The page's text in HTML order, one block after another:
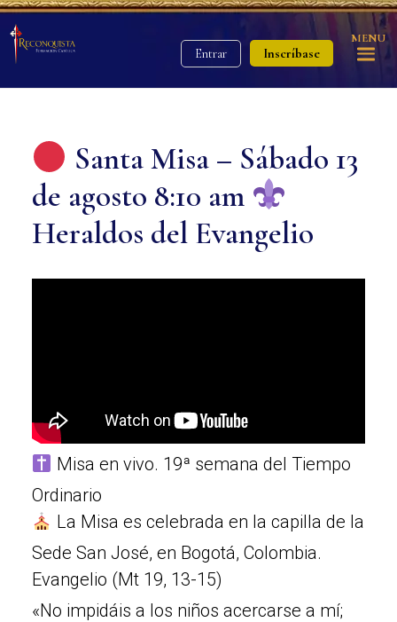
Entrar Inscríbase
MENU
Santa Misa – Sábado 13
de agosto 8:10 am
Heraldos del Evangelio
Misa en vivo. 19ª semana del Tiempo
Ordinario
La Misa es celebrada en la capilla de la
Sede San José, en Bogotá, Colombia.
Evangelio (Mt 19, 13-15)
«No impidáis a los niños acercarse a mí;